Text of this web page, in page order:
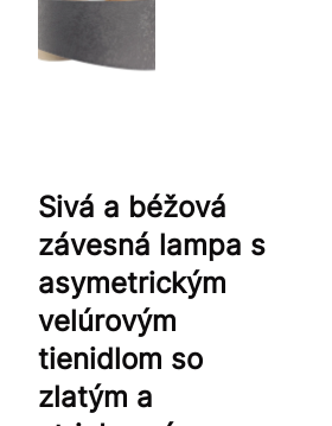
Sivá a béžová
závesná lampa s
asymetrickým
velúrovým
tienidlom so
zlatým a